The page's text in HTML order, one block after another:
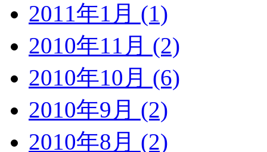
2011年1月 (1)
2010年11月 (2)
2010年10月 (6)
2010年9月 (2)
2010年8月 (2)